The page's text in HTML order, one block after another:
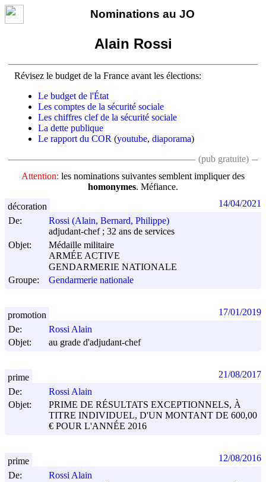
Nominations au JO
Alain Rossi
Révisez le budget de la France avant les élections:
Le budget de l'État
Les comptes de la sécurité sociale
Les chiffres clef de la sécurité sociale
La dette publique
Le rapport du COR (youtube, diaporama)
(pub gratuite)
Attention: les nominations suivantes semblent impliquer des
homonymes. Méfiance.
De:
Rossi (Alain, Bernard, Philippe)
adjudant-chef ; 32 ans de services
Objet:
Médaille militaire
ARMÉE ACTIVE
GENDARMERIE NATIONALE
Groupe:
Gendarmerie nationale
décoration 14/04/2021
De:
Rossi Alain
Objet:
au grade d'adjudant-chef
promotion 17/01/2019
De:
Rossi Alain
Objet:
PRIME DE RÉSULTATS EXCEPTIONNELS, À
TITRE INDIVIDUEL, D'UN MONTANT DE 600,00
€ POUR L'ANNÉE 2016
prime 21/08/2017
De:
Rossi Alain
prime 12/08/2016